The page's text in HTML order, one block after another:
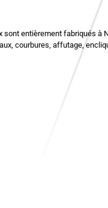
entièrement fabriqués à
courbures, affutage,